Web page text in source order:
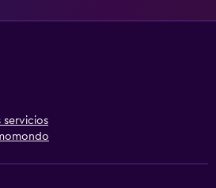
servicios